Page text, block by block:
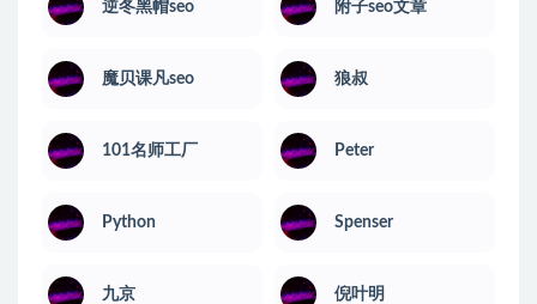
逆冬黑帽seo 附子seo文章
魔贝课凡seo 狼叔
101名师工厂 Peter
Python Spenser
九京 倪叶明